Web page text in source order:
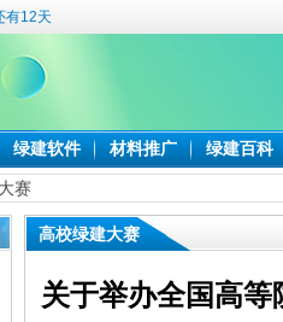
有12天
绿建软件 材料推广 绿建百科
赛
高校绿建大赛
关于举办全国高